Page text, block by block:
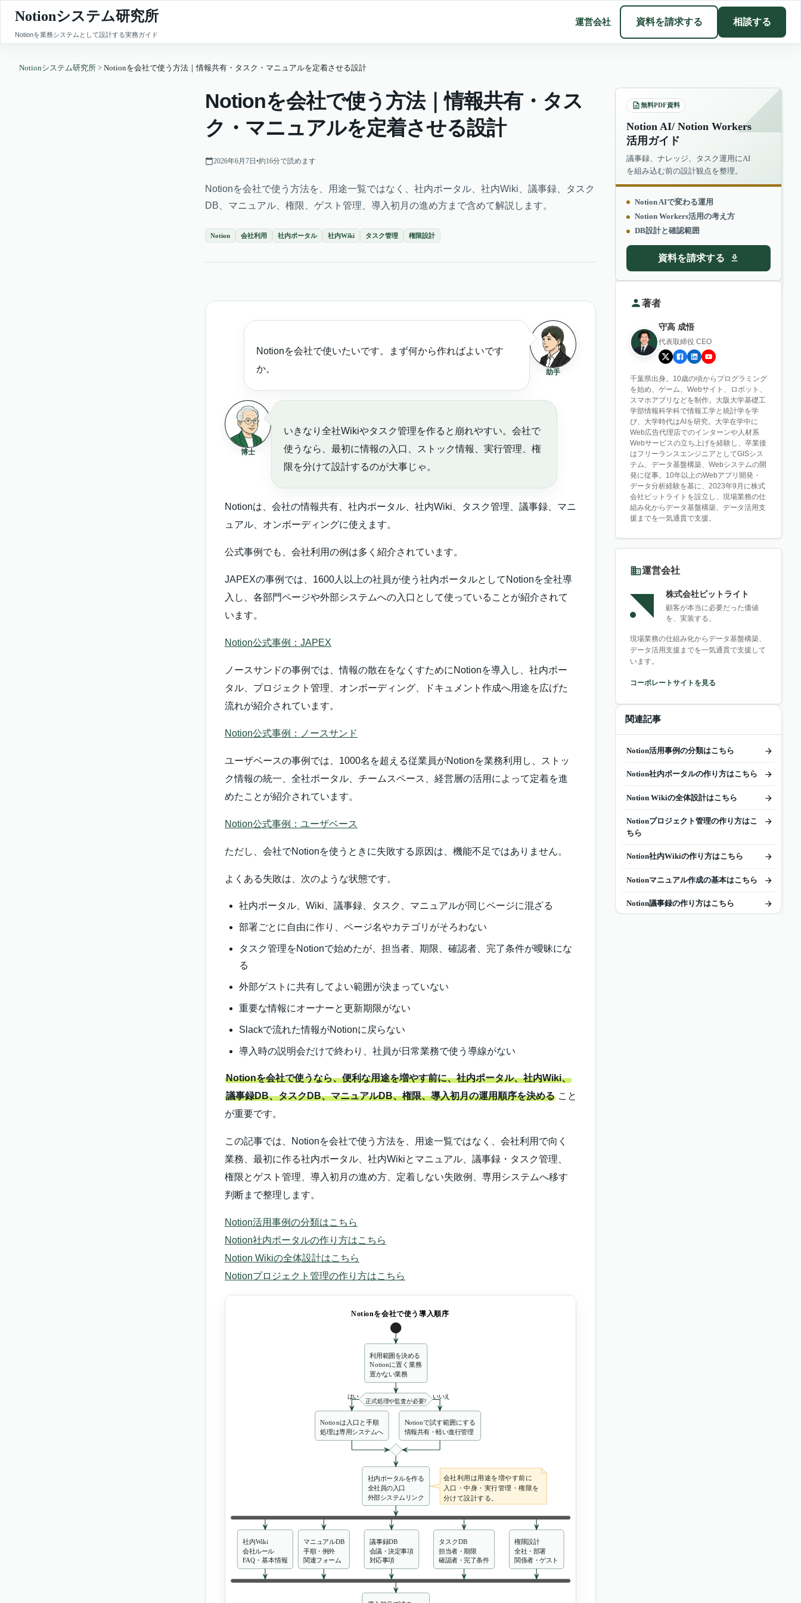
Notionシステム研究所
Notionを業務システムとして設計する実務ガイド
運営会社 資料を請求する 相談する
Notionシステム研究所 > Notionを会社で使う方法｜情報共有・タスク・マニュアルを定着させる設計
Notionを会社で使う方法｜情報共有・タス
ク・マニュアルを定着させる設計
2026年6月7日 •約16分で読めます
Notionを会社で使う方法を、用途一覧ではなく、社内ポータル、社内Wiki、議事録、タスク
DB、マニュアル、権限、ゲスト管理、導入初月の進め方まで含めて解説します。
Notion 会社利用 社内ポータル 社内Wiki タスク管理 権限設計
助手
Notionを会社で使いたいです。まず何から作ればよいです
か。
博士
いきなり全社Wikiやタスク管理を作ると崩れやすい。会社で
使うなら、最初に情報の入口、ストック情報、実行管理、権
限を分けて設計するのが大事じゃ。
Notionは、会社の情報共有、社内ポータル、社内Wiki、タスク管理、議事録、マニ
ュアル、オンボーディングに使えます。
公式事例でも、会社利用の例は多く紹介されています。
JAPEXの事例では、1600人以上の社員が使う社内ポータルとしてNotionを全社導
入し、各部門ページや外部システムへの入口として使っていることが紹介されて
います。
Notion公式事例：JAPEX
ノースサンドの事例では、情報の散在をなくすためにNotionを導入し、社内ポー
タル、プロジェクト管理、オンボーディング、ドキュメント作成へ用途を広げた
流れが紹介されています。
Notion公式事例：ノースサンド
ユーザベースの事例では、1000名を超える従業員がNotionを業務利用し、ストッ
ク情報の統一、全社ポータル、チームスペース、経営層の活用によって定着を進
めたことが紹介されています。
Notion公式事例：ユーザベース
ただし、会社でNotionを使うときに失敗する原因は、機能不足ではありません。
よくある失敗は、次のような状態です。
社内ポータル、Wiki、議事録、タスク、マニュアルが同じページに混ざる
部署ごとに自由に作り、ページ名やカテゴリがそろわない
タスク管理をNotionで始めたが、担当者、期限、確認者、完了条件が曖昧にな
る
外部ゲストに共有してよい範囲が決まっていない
重要な情報にオーナーと更新期限がない
Slackで流れた情報がNotionに戻らない
導入時の説明会だけで終わり、社員が日常業務で使う導線がない
Notionを会社で使うなら、便利な用途を増やす前に、社内ポータル、社内Wiki、
議事録DB、タスクDB、マニュアルDB、権限、導入初月の運用順序を決める こと
が重要です。
この記事では、Notionを会社で使う方法を、用途一覧ではなく、会社利用で向く
業務、最初に作る社内ポータル、社内Wikiとマニュアル、議事録・タスク管理、
権限とゲスト管理、導入初月の進め方、定着しない失敗例、専用システムへ移す
判断まで整理します。
Notion活用事例の分類はこちら
Notion社内ポータルの作り方はこちら
Notion Wikiの全体設計はこちら
Notionプロジェクト管理の作り方はこちら
無料PDF資料
Notion AI/ Notion Workers
活用ガイド
議事録、ナレッジ、タスク運用にAI
を組み込む前の設計観点を整理。
Notion AIで変わる運用
Notion Workers活用の考え方
DB設計と確認範囲
資料を請求する
著者
守高 成悟
代表取締役 CEO
千葉県出身。10歳の頃からプログラミング
を始め、ゲーム、Webサイト、ロボット、
スマホアプリなどを制作。大阪大学基礎工
学部情報科学科で情報工学と統計学を学
び、大学時代はAIを研究。大学在学中に
Web広告代理店でのインターンや人材系
Webサービスの立ち上げを経験し、卒業後
はフリーランスエンジニアとしてGISシス
テム、データ基盤構築、Webシステムの開
発に従事。10年以上のWebアプリ開発・
データ分析経験を基に、2023年9月に株式
会社ビットライトを設立し、現場業務の仕
組み化からデータ基盤構築、データ活用支
援までを一気通貫で支援。
運営会社
株式会社ビットライト
顧客が本当に必要だった価値
を、実装する。
現場業務の仕組み化からデータ基盤構築、
データ活用支援までを一気通貫で支援して
います。
コーポレートサイトを見る
関連記事
Notion活用事例の分類はこちら
Notion社内ポータルの作り方はこちら
Notion Wikiの全体設計はこちら
Notionプロジェクト管理の作り方はこ
ちら
Notion社内Wikiの作り方はこちら
Notionマニュアル作成の基本はこちら
Notion議事録の作り方はこちら